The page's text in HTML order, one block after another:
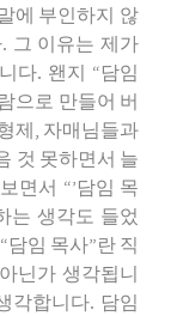
에 부인하지 않
그 이유는 제가
다. 왠지 “담임
으로 만들어 버
제, 자매님들과
것 못하면서 늘
면서 “’담임 목
는 생각도 들었
담임 목사”란 직
닌가 생각됩니
각합니다. 담임